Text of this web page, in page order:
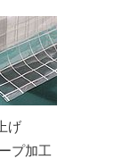
げ
プ加工